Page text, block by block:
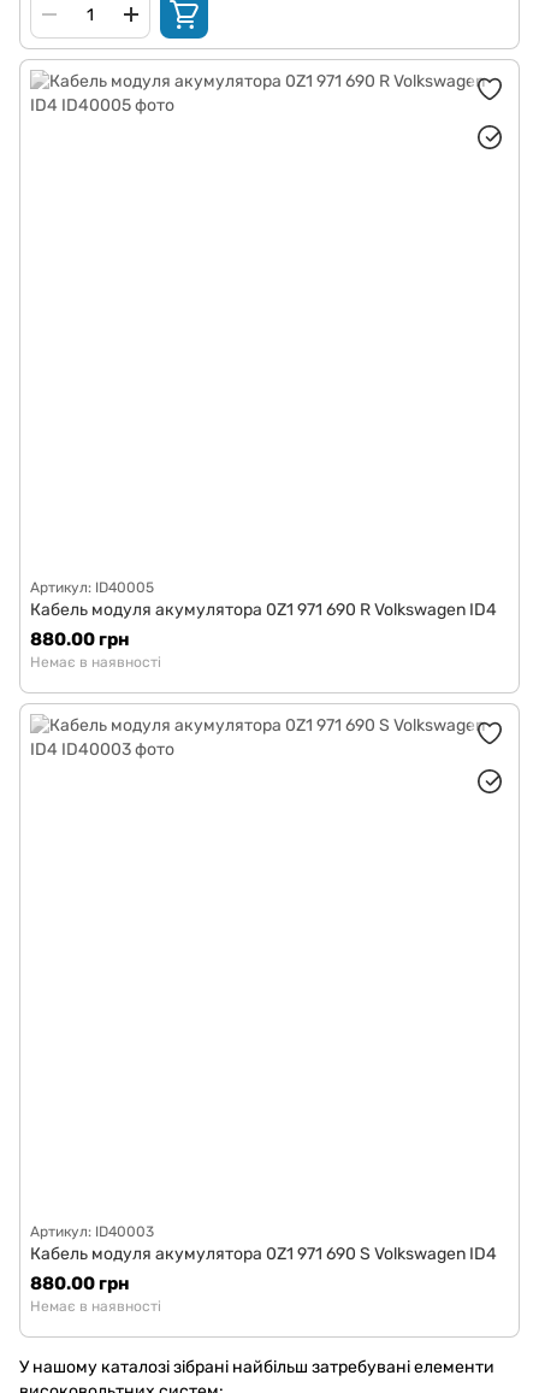
Артикул: ID40005
Кабель модуля акумулятора 0Z1 971 690 R Volkswagen ID4
880.00 грн
Немає в наявності
Артикул: ID40003
Кабель модуля акумулятора 0Z1 971 690 S Volkswagen ID4
880.00 грн
Немає в наявності
У нашому каталозі зібрані найбільш затребувані елементи